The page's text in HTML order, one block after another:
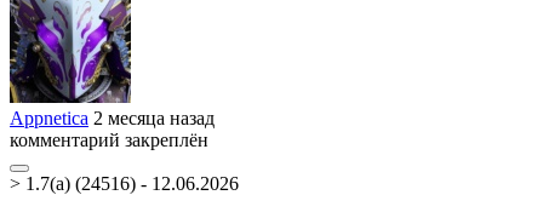
Appnetica 2 месяца назад
комментарий закреплён
> 1.7(a) (24516) - 12.06.2026